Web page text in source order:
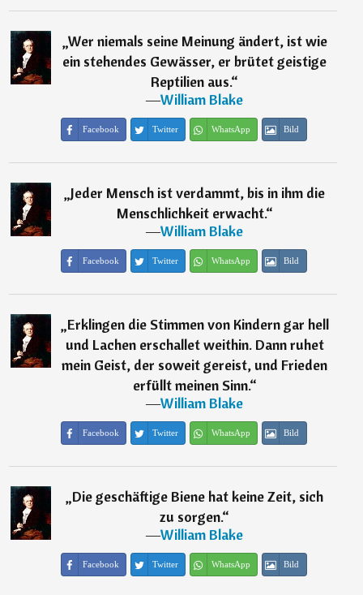
„Wer niemals seine Meinung ändert, ist wie
ein stehendes Gewässer, er brütet geistige
Reptilien aus.“
―William Blake
Facebook Twitter WhatsApp Bild
„Jeder Mensch ist verdammt, bis in ihm die
Menschlichkeit erwacht.“
―William Blake
Facebook Twitter WhatsApp Bild
„Erklingen die Stimmen von Kindern gar hell
und Lachen erschallet weithin. Dann ruhet
mein Geist, der soweit gereist, und Frieden
erfüllt meinen Sinn.“
―William Blake
Facebook Twitter WhatsApp Bild
„Die geschäftige Biene hat keine Zeit, sich
zu sorgen.“
―William Blake
Facebook Twitter WhatsApp Bild